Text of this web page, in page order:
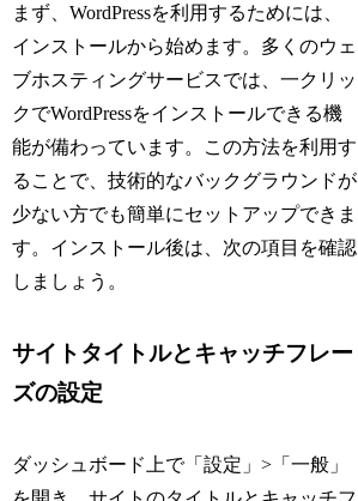
まず、WordPressを利用するためには、
インストールから始めます。多くのウェ
ブホスティングサービスでは、一クリッ
クでWordPressをインストールできる機
能が備わっています。この方法を利用す
ることで、技術的なバックグラウンドが
少ない方でも簡単にセットアップできま
す。インストール後は、次の項目を確認
しましょう。
サイトタイトルとキャッチフレー
ズの設定
ダッシュボード上で「設定」>「一般」